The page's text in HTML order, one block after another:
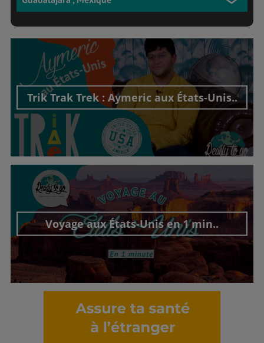
Trik Trak Trek : Aymeric aux États-Unis..
Découvrir cet interview
Voyage aux États-Unis en 1 min..
Découvrir cet interview